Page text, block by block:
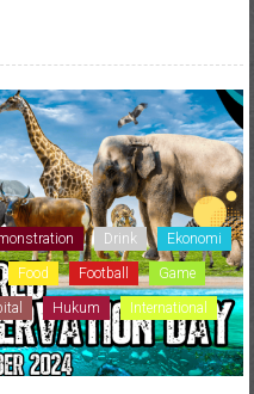
Drink Ekonomi
Food Football Game
Hukum International